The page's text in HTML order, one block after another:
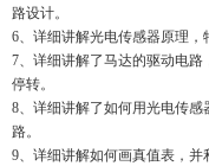
路设计。
6、详细讲解光电传感器原理，
7、详细讲解了马达的驱动电
停转。
8、详细讲解了如何用光电传
路。
9、详细讲解如何画真值表，并